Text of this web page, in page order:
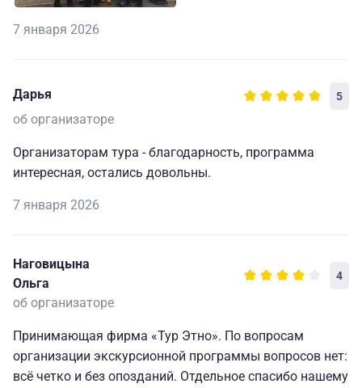
7 января 2026
Дарья 5
об организаторе
Организаторам тура - благодарность, программа
интересная, остались довольны.
7 января 2026
Наговицына
Ольга
4
об организаторе
Принимающая фирма «Тур Этно». По вопросам
организации экскурсионной программы вопросов нет:
всё четко и без опозданий. Отдельное спасибо нашему